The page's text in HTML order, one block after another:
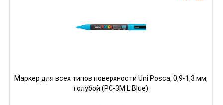
Маркер для всех типов поверхности Uni Posca, 0,9-1,3 мм,
голубой (PC-3M.L.Blue)